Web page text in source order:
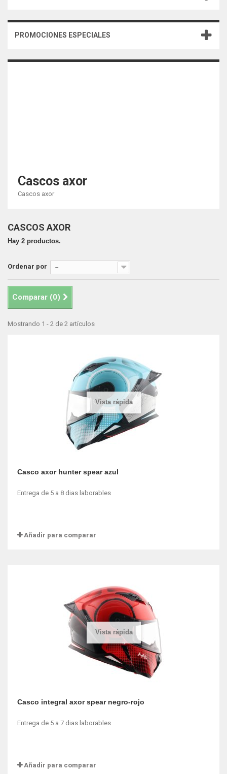
PROMOCIONES ESPECIALES
Cascos axor
Cascos axor
CASCOS AXOR
Hay 2 productos.
Ordenar por --
Comparar (0)
Mostrando 1 - 2 de 2 artículos
Vista rápida
Casco axor hunter spear azul
Entrega de 5 a 8 dias laborables
Añadir para comparar
Vista rápida
Casco integral axor spear negro-rojo
Entrega de 5 a 7 dias laborables
Añadir para comparar